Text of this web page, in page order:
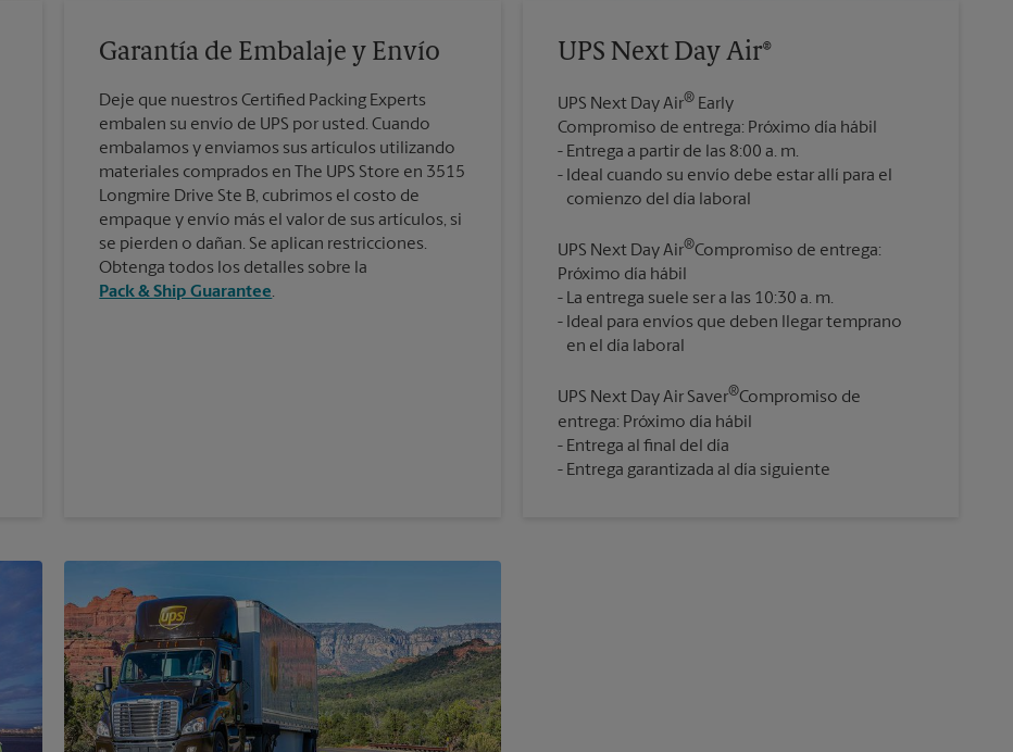
Garantía de Embalaje y Envío
Deje que nuestros Certified Packing Experts
embalen su envío de UPS por usted. Cuando
embalamos y enviamos sus artículos utilizando
materiales comprados en The UPS Store en 3515
Longmire Drive Ste B, cubrimos el costo de
empaque y envío más el valor de sus artículos, si
se pierden o dañan. Se aplican restricciones.
Obtenga todos los detalles sobre la
Pack & Ship Guarantee.
UPS Next Day Air®
UPS Next Day Air®Early
Compromiso de entrega: Próximo día hábil
Entrega a partir de las 8:00 a. m.
Ideal cuando su envío debe estar allí para el
UPS Next Day Air®Compromiso de entrega:
Próximo día hábil
La entrega suele ser a las 10:30 a. m.
Ideal para envíos que deben llegar temprano
UPS Next Day Air Saver®Compromiso de
entrega: Próximo día hábil
Entrega al final del día
Entrega garantizada al día siguiente